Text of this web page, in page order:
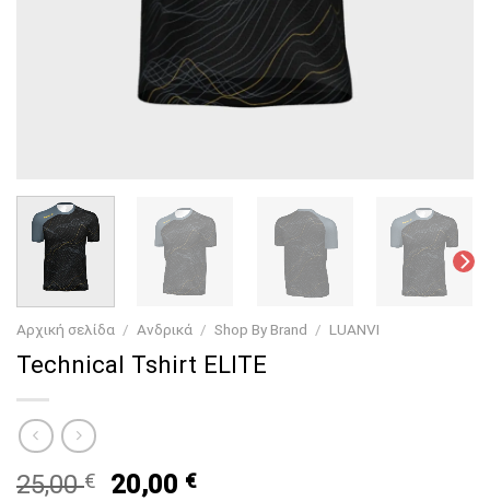
Αρχική σελίδα / Ανδρικά / Shop By Brand / LUANVI
Technical Tshirt ELITE
25,00€
Original
20,00 €Current